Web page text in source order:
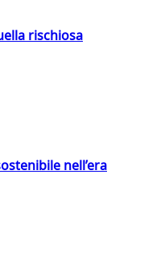
rischiosa
nell’era